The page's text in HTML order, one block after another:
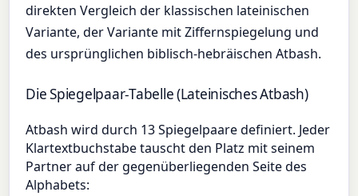
direkten Vergleich der klassischen lateinischen
Variante, der Variante mit Ziffernspiegelung und
des ursprünglichen biblisch-hebräischen Atbash.
Die Spiegelpaar-Tabelle (Lateinisches Atbash)
Atbash wird durch 13 Spiegelpaare definiert. Jeder
Klartextbuchstabe tauscht den Platz mit seinem
Partner auf der gegenüberliegenden Seite des
Alphabets: